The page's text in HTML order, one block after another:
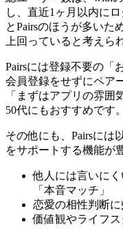
し、直近1ヶ月以内に
とPairsのほうが多いた
上回っていると考えら
Pairsには登録不要の「
会員登録をせずにペア
「まずはアプリの雰囲
50代にもおすすめです。
その他にも、Pairsには
をサポートする機能が
他人には言いに
「本音マッチ」
恋愛の相性判断に
価値観やライフス